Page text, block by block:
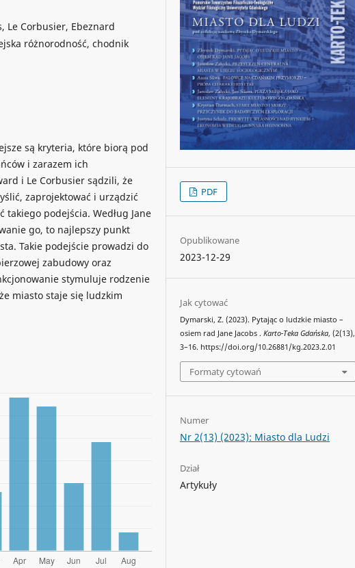
Le Corbusier, Ebeznard
różnorodność, chodnik
są kryteria, które biorą pod
i zarazem ich
i Le Corbusier sądzili, że
zaprojektować i urządzić
takiego podejścia. Według Jane
go, to najlepszy punkt
Takie podejście prowadzi do
zabudowy oraz
stymuluje rodzenie
miasto staje się ludzkim
PDF
Opublikowane
2023-12-29
Jak cytować
Dymarski, Z. (2023). Pytając o ludzkie miasto –
osiem rad Jane Jacobs .Karto-Teka Gdańska, (2(13),
3–16. https://doi.org/10.26881/kg.2023.2.01
Formaty cytowań
Numer
Nr 2(13) (2023): Miasto dla Ludzi
Dział
Artykuły